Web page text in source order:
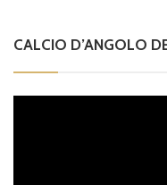
CALCIO D’ANGOLO